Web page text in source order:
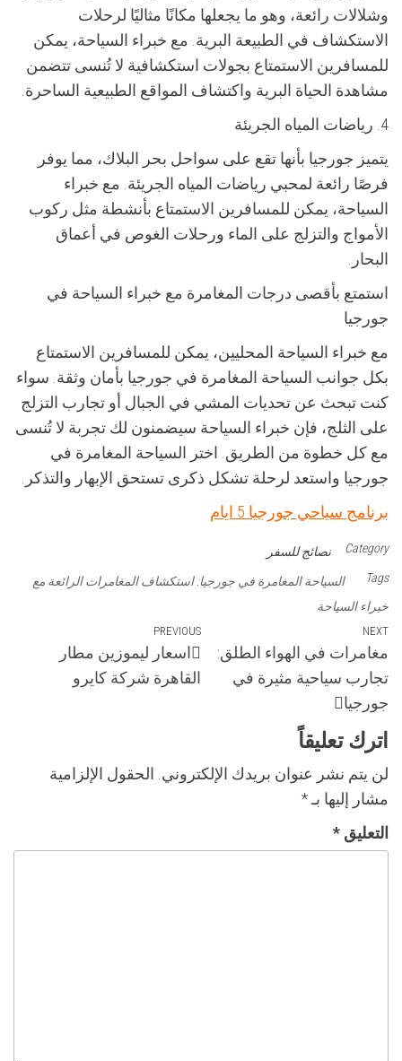
وشلالات رائعة، وهو ما يجعلها مكانًا مثاليًا لرحلات
الاستكشاف في الطبيعة البرية. مع خبراء السياحة، يمكن
للمسافرين الاستمتاع بجولات استكشافية لا تُنسى تتضمن
مشاهدة الحياة البرية واكتشاف المواقع الطبيعية الساحرة.
4. رياضات المياه الجريئة
يتميز جورجيا بأنها تقع على سواحل بحر البلاك، مما يوفر
فرصًا رائعة لمحبي رياضات المياه الجريئة. مع خبراء
السياحة، يمكن للمسافرين الاستمتاع بأنشطة مثل ركوب
الأمواج والتزلج على الماء ورحلات الغوص في أعماق
البحار.
استمتع بأقصى درجات المغامرة مع خبراء السياحة في
جورجيا
مع خبراء السياحة المحليين، يمكن للمسافرين الاستمتاع
بكل جوانب السياحة المغامرة في جورجيا بأمان وثقة. سواء
كنت تبحث عن تحديات المشي في الجبال أو تجارب التزلج
على الثلج، فإن خبراء السياحة سيضمنون لك تجربة لا تُنسى
مع كل خطوة من الطريق. اختر السياحة المغامرة في
جورجيا واستعد لرحلة تشكل ذكرى تستحق الإبهار والتذكر.
برنامج سياحي جورجيا 5 ايام
Category
نصائج للسفر
Tags
السياحة المغامرة في جورجيا: استكشاف المغامرات الرائعة مع
خبراء السياحة
تصفّح
المقالات
Previous
Post
PREVIOUS
اسعار ليموزين مطار
القاهرة شركة كايرو
Next
Post
NEXT
مغامرات في الهواء الطلق:
تجارب سياحية مثيرة في
جورجيا
اترك تعليقاً
لن يتم نشر عنوان بريدك الإلكتروني. الحقول الإلزامية
مشار إليها بـ*
التعليق *